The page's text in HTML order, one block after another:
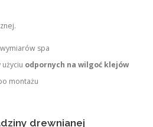
spa
odpornych na wilgoć klejów
montażu
drewnianej